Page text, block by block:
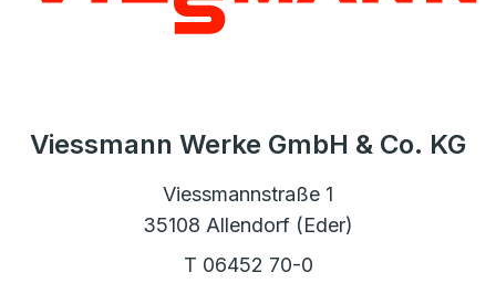
Viessmann Werke GmbH & Co. KG
Viessmannstraße 1
35108 Allendorf (Eder)
T 06452 70-0